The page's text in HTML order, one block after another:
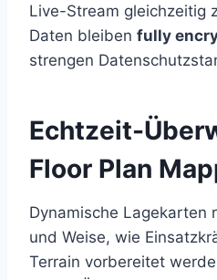
Live-Stream gleichzeitig
Daten bleiben fully
strengen
Echtzeit-
Floor Plan
Dynamische Lagekarten
und Weise, wie
Terrain vorbereitet